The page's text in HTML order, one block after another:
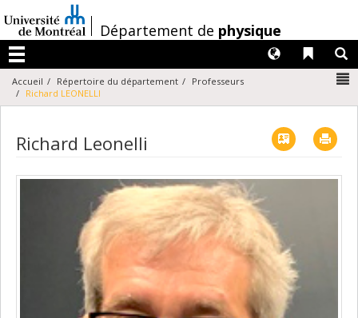
au
contenu
/Département de physique
Menu
Liens
Langues
Accueil Répertoire du département
Professeurs
Richard LEONELLI
Richard Leonelli Vcard